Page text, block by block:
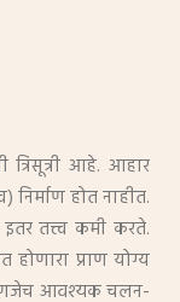
त्रिसूत्री आहे. आहार
निर्माण होत नाहीत.
तत्त्व कमी करते.
होणारा प्राण योग्य
आवश्यक चलन-